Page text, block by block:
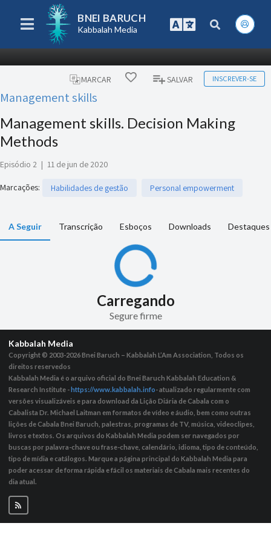
BNEI BARUCH
Kabbalah Media
MARCAR SALVAR INSCREVER-SE
Management skills
Management skills. Decision Making
Methods
Episódio 2 | 11 de jun de 2020
Marcações: Habilidades de gestão Personal empowerment
A Seguir Transcrição Esboços Downloads
Carregando
Segure firme
Kabbalah Media
Copyright © 2003-2026Bnei Baruch – Kabbalah L’Am Association, Todos os
direitos reservedos
Kabbalah Media é o arquivo oficial do Bnei Baruch Kabbalah Education &
Research Institute - https://www.kabbalah.info- atualizado regularmente com
versões visualizáveis ​​e para download da Lição Diária de Cabala com o
Cabalista Dr. Michael Laitman em formatos de vídeo e áudio, bem como outras
lições de Cabala Bnei Baruch, palestras, programas de TV, música, videoclipes,
livros e textos. Os arquivos do Kabbalah Media podem ser navegados por
buscas por palavra-chave ou frase-chave, calendário, idioma, tipo de conteúdo,
tipo de mídia e catálogos. Marque a página principal do Kabbalah Media para
poder acessar de forma rápida e fácil os materiais de Cabala mais recentes do
dia atual.